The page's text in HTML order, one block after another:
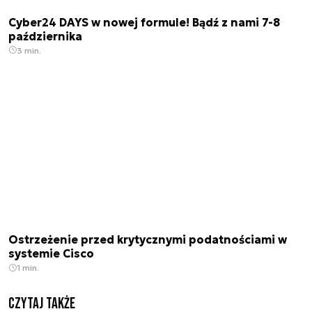
Cyber24 DAYS w nowej formule! Bądź z nami 7-8
października
3 min.
Ostrzeżenie przed krytycznymi podatnościami w
systemie Cisco
1 min.
Czytaj także